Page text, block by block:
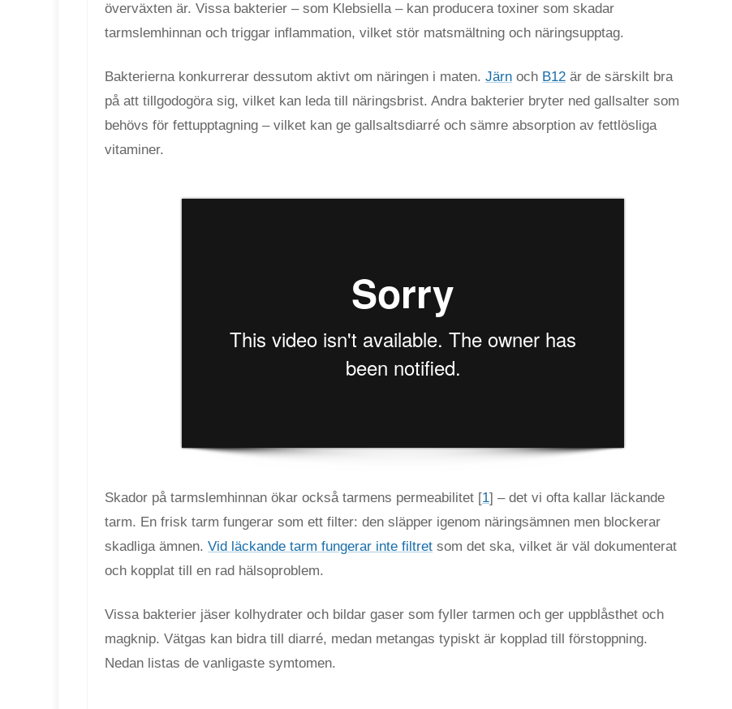
överväxten är. Vissa bakterier – som Klebsiella – kan producera toxiner som skadar
tarmslemhinnan och triggar inflammation, vilket stör matsmältning och näringsupptag.
Bakterierna konkurrerar dessutom aktivt om näringen i maten. Järn och B12 är de särskilt bra
på att tillgodogöra sig, vilket kan leda till näringsbrist. Andra bakterier bryter ned gallsalter som
behövs för fettupptagning – vilket kan ge gallsaltsdiarré och sämre absorption av fettlösliga
vitaminer.
Skador på tarmslemhinnan ökar också tarmens permeabilitet [1] – det vi ofta kallar läckande
tarm. En frisk tarm fungerar som ett filter: den släpper igenom näringsämnen men blockerar
skadliga ämnen. Vid läckande tarm fungerar inte filtret som det ska, vilket är väl dokumenterat
och kopplat till en rad hälsoproblem.
Vissa bakterier jäser kolhydrater och bildar gaser som fyller tarmen och ger uppblåsthet och
magknip. Vätgas kan bidra till diarré, medan metangas typiskt är kopplad till förstoppning.
Nedan listas de vanligaste symtomen.